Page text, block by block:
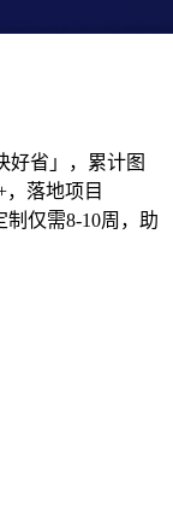
好省」，累计图
，落地项目
制仅需8-10周，助